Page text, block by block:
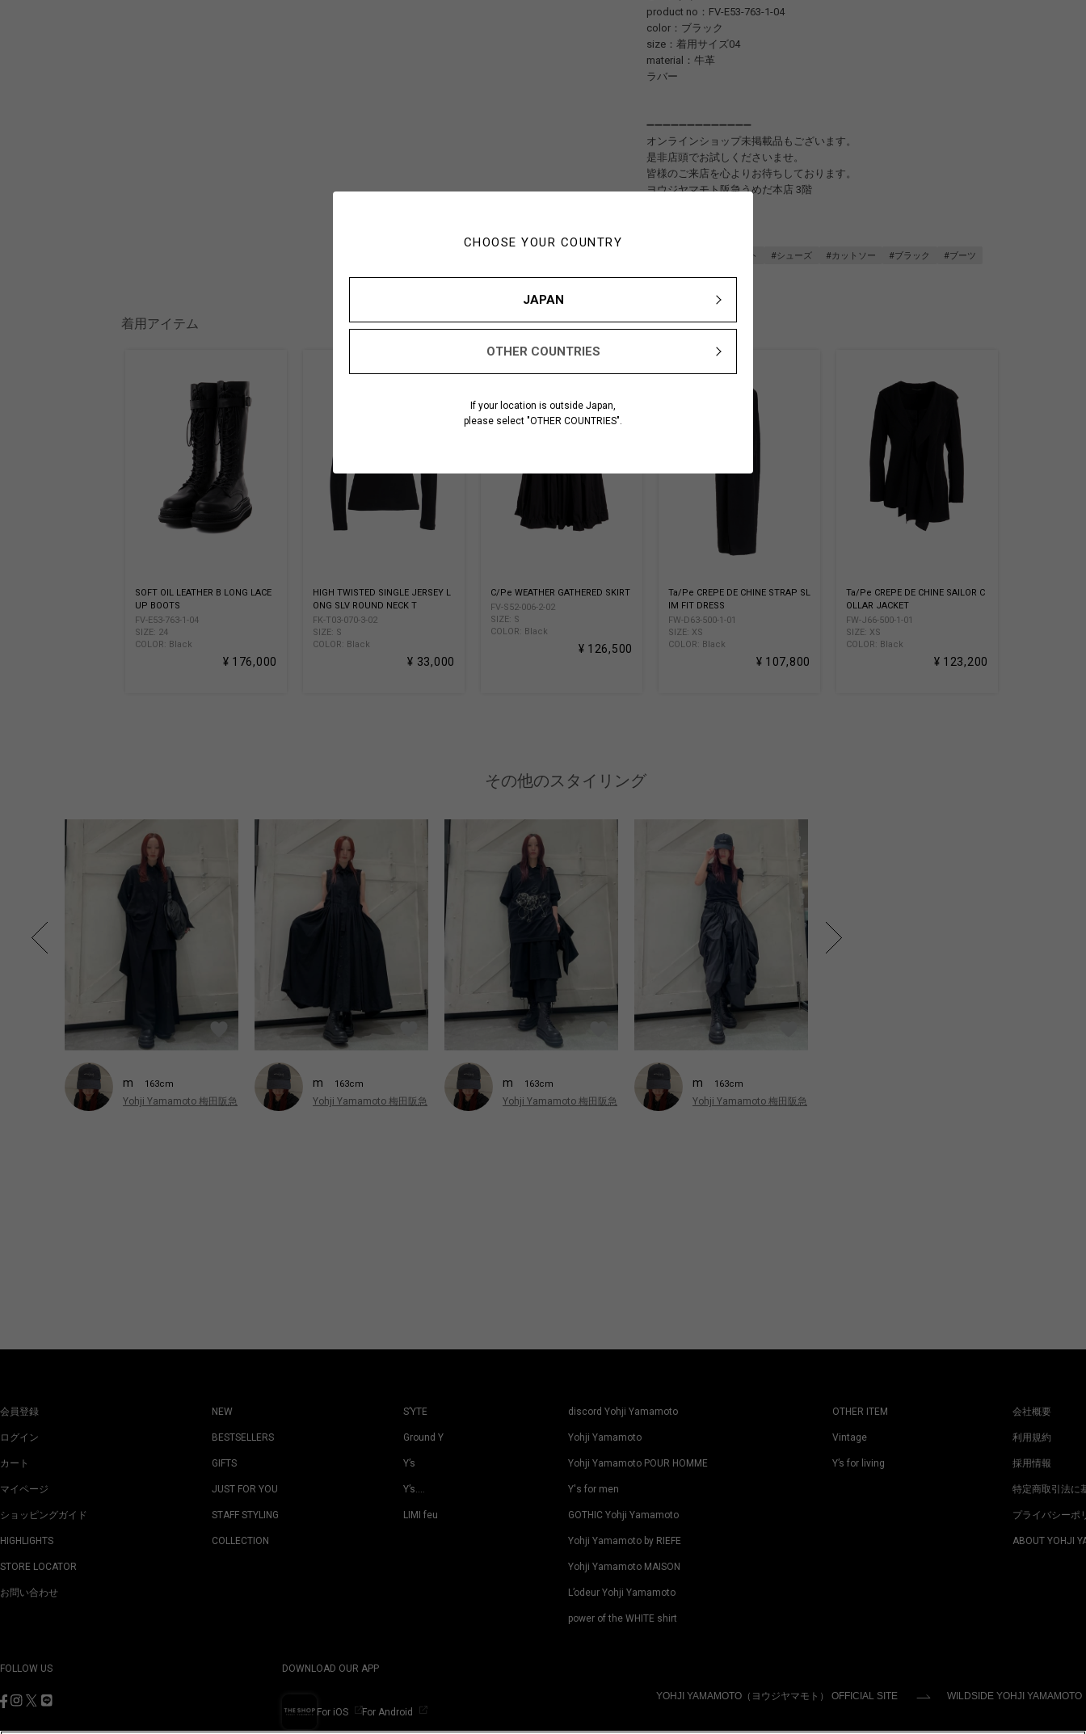
CHOOSE YOUR COUNTRY
JAPAN
OTHER COUNTRIES
If your location is outside Japan,
please select "OTHER COUNTRIES".
product no：FV-E53-763-1-04
color：ブラック
size：着用サイズ04
material：牛革
ラバー
➖➖➖➖➖➖➖➖➖➖➖➖➖
オンラインショップ未掲載品もございます。
是非店頭でお試しくださいませ。
皆様のご来店を心よりお待ちしております。
ヨウジヤマモト阪急うめだ本店 3階
#ジャケット #シューズ #カットソー #ブラック #ブーツ
着用アイテム
SOFT OIL LEATHER B LONG LACE
UP BOOTS
FV-E53-763-1-04
SIZE: 24
COLOR: Black
¥ 176,000
HIGH TWISTED SINGLE JERSEY L
ONG SLV ROUND NECK T
FK-T03-070-3-02
SIZE: S
COLOR: Black
¥ 33,000
C/Pe WEATHER GATHERED SKIRT
FV-S52-006-2-02
SIZE: S
COLOR: Black
¥ 126,500
Ta/Pe CREPE DE CHINE STRAP SL
IM FIT DRESS
FW-D63-500-1-01
SIZE: XS
COLOR: Black
¥ 107,800
Ta/Pe CREPE DE CHINE SAILOR C
OLLAR JACKET
FW-J66-500-1-01
SIZE: XS
COLOR: Black
¥ 123,200
その他のスタイリング
m 163cm
Yohji Yamamoto 梅田阪急
m 163cm
Yohji Yamamoto 梅田阪急
m 163cm
Yohji Yamamoto 梅田阪急
m 163cm
Yohji Yamamoto 梅田阪急
会員登録
ログイン
カート
マイページ
ショッピングガイド
HIGHLIGHTS
STORE LOCATOR
お問い合わせ
NEW
BESTSELLERS
GIFTS
JUST FOR YOU
STAFF STYLING
COLLECTION
S’YTE
Ground Y
Y’s
Y’s….
LIMI feu
discord Yohji Yamamoto
Yohji Yamamoto
Yohji Yamamoto POUR HOMME
Y's for men
GOTHIC Yohji Yamamoto
Yohji Yamamoto by RIEFE
Yohji Yamamoto MAISON
L’odeur Yohji Yamamoto
power of the WHITE shirt
OTHER ITEM
Vintage
Y’s for living
会社概要
利用規約
採用情報
特定商取引法に
プライバシーポ
ABOUT YOHJI
FOLLOW US DOWNLOAD OUR APP
For iOS For Android
YOHJI YAMAMOTO（ヨウジヤマモト） OFFICIAL SITE WILDSIDE YOHJI YAMAMOTO